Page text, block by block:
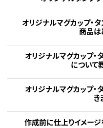
オリジナルマグカップ・
商品は
オリジナルマグカップ・
について
オリジナルマグカップ・
き
作成前に仕上りイメージ